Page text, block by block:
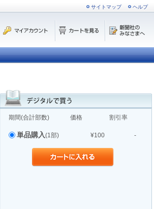
サイトマップ ヘルプ
期間(合計部数) 価格 割引率
単品購入(1部) ¥100 -